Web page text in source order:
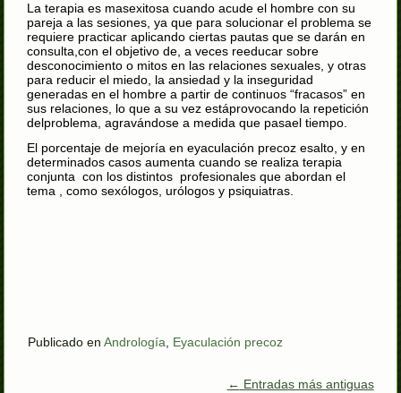
La terapia es masexitosa cuando acude el hombre con su
pareja a las sesiones, ya que para solucionar el problema se
requiere practicar aplicando ciertas pautas que se darán en
consulta,con el objetivo de, a veces reeducar sobre
desconocimiento o mitos en las relaciones sexuales, y otras
para reducir el miedo, la ansiedad y la inseguridad
generadas en el hombre a partir de continuos “fracasos” en
sus relaciones, lo que a su vez estáprovocando la repetición
delproblema, agravándose a medida que pasael tiempo.
El porcentaje de mejoría en eyaculación precoz esalto, y en
determinados casos aumenta cuando se realiza terapia
conjunta con los distintos profesionales que abordan el
tema , como sexólogos, urólogos y psiquiatras.
Publicado en Andrología, Eyaculación precoz
← Entradas más antiguas